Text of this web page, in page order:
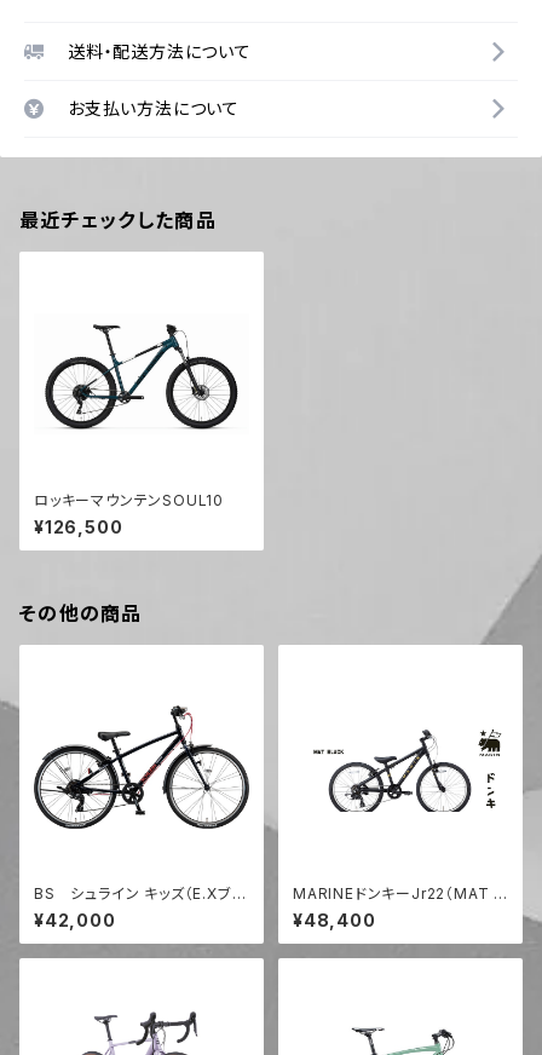
送料・配送方法について
お支払い方法について
最近チェックした商品
ロッキーマウンテンSOUL10
¥126,500
その他の商品
BS シュライン キッズ（E.Xブラ
ック）
¥42,000
MARINEドンキーJr22（MAT B
LACK）
¥48,400